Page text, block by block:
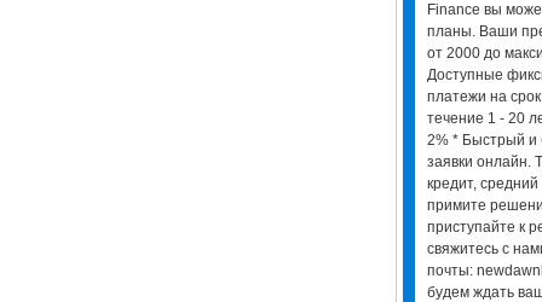
Finance вы
планы. Ваши
от 2000 до
Доступные
платежи на
течение 1 - 20
2% * Быстрый и
заявки онлайн.
кредит,
примите
приступайте к
свяжитесь с
почты:
будем ждать